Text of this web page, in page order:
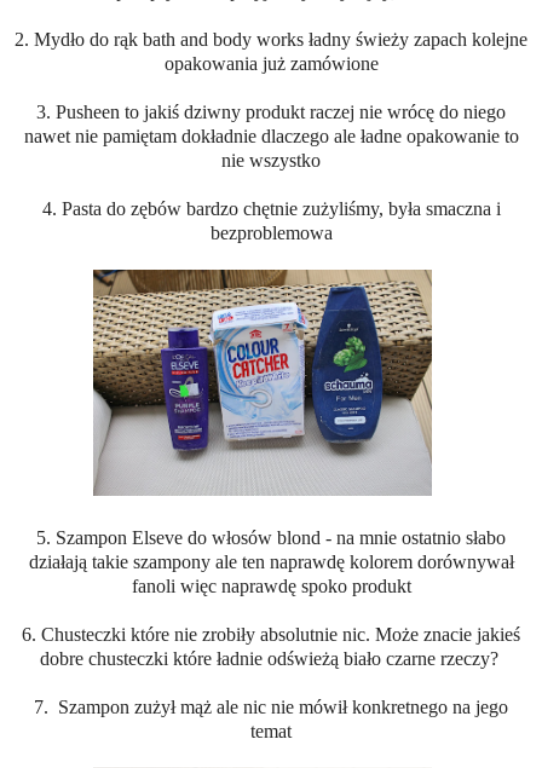
2. Mydło do rąk bath and body works ładny świeży zapach kolejne
opakowania już zamówione
3. Pusheen to jakiś dziwny produkt raczej nie wrócę do niego
nawet nie pamiętam dokładnie dlaczego ale ładne opakowanie to
nie wszystko
4. Pasta do zębów bardzo chętnie zużyliśmy, była smaczna i
bezproblemowa
5. Szampon Elseve do włosów blond - na mnie ostatnio słabo
działają takie szampony ale ten naprawdę kolorem dorównywał
fanoli więc naprawdę spoko produkt
6. Chusteczki które nie zrobiły absolutnie nic. Może znacie jakieś
dobre chusteczki które ładnie odświeżą biało czarne rzeczy?
7. Szampon zużył mąż ale nic nie mówił konkretnego na jego
temat